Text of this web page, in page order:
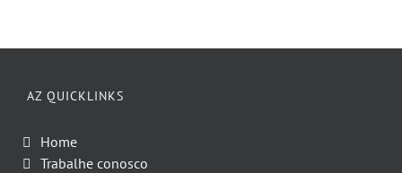
AZ QUICKLINKS
Home
Trabalhe conosco